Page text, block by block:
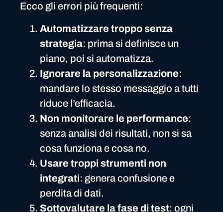
Ecco gli errori più frequenti:
Automatizzare troppo senza
strategia: prima si definisce un
piano, poi si automatizza.
Ignorare la personalizzazione:
mandare lo stesso messaggio a tutti
riduce l’efficacia.
Non monitorare le performance:
senza analisi dei risultati, non si sa
cosa funziona e cosa no.
Usare troppi strumenti non
integrati: genera confusione e
perdita di dati.
Sottovalutare la fase di test: ogni